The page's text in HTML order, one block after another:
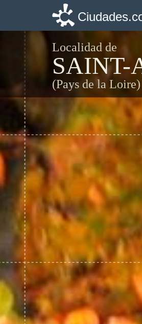
Localidad de
SAINT-
(Pays de la Loire)